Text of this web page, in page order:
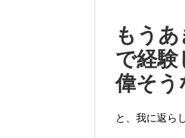
もう
で経験
偉そう
と、我に返ら